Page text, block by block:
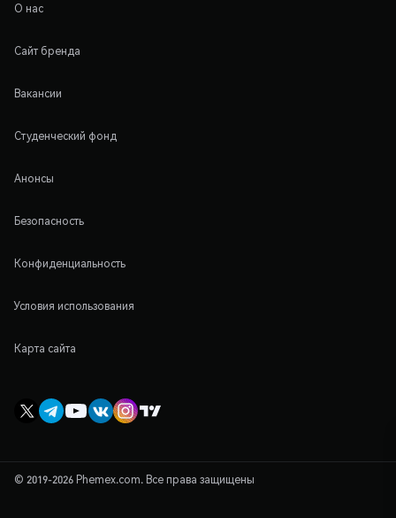
О нас
Сайт бренда
Вакансии
Студенческий фонд
Анонсы
Безопасность
Конфиденциальность
Условия использования
Карта сайта
© 2019-2026 Phemex.com. Все права защищены